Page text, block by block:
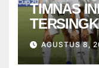
TIMNAS
2026
AGUSTUS 8,